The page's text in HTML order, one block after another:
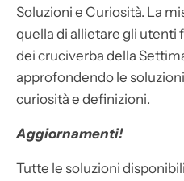
Soluzioni e Curiosità. La
quella di allietare gli utenti
dei cruciverba della
approfondendo le
curiosità e definizioni.
Aggiornamenti!
Tutte le soluzioni